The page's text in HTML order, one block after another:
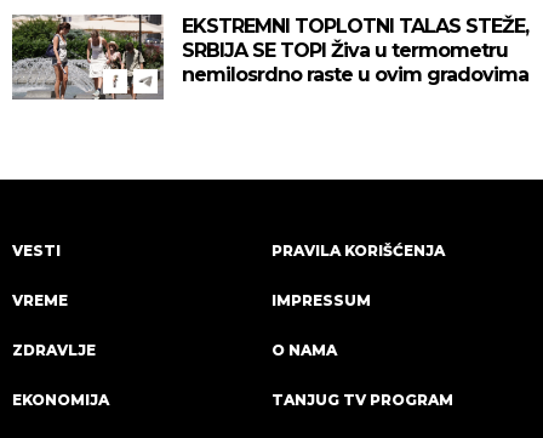
EKSTREMNI TOPLOTNI TALAS STEŽE,
SRBIJA SE TOPI Živa u termometru
nemilosrdno raste u ovim gradovima
VESTI
VREME
ZDRAVLJE
EKONOMIJA
PRAVILA KORIŠĆENJA
IMPRESSUM
O NAMA
TANJUG TV PROGRAM